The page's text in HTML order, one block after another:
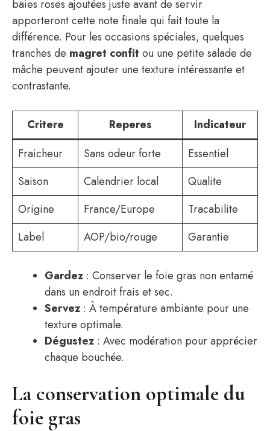
baies roses ajoutées juste avant de servir
apporteront cette note finale qui fait toute la
différence. Pour les occasions spéciales, quelques
tranches de magret confit ou une petite salade de
mâche peuvent ajouter une texture intéressante et
contrastante.
Critere Reperes
Indicateur
Fraicheur
Sans odeur forte
Essentiel
Saison
Calendrier local
Qualite
Origine
France/Europe
Tracabilite
Label
AOP/bio/rouge Garantie
Gardez : Conserver le foie gras non entamé
dans un endroit frais et sec.
Servez : À température ambiante pour une
texture optimale.
Dégustez : Avec modération pour apprécier
chaque bouchée.
La conservation optimale du
foie gras